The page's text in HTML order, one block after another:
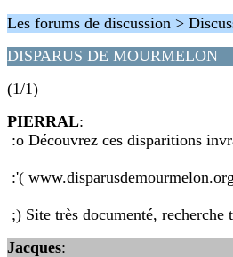
Les forums de discussion >
DISPARUS DE MOURMELON
(1/1)
PIERRAL:
:o Découvrez ces disparitions
:'( www.disparusdemourmelon.org
;) Site très documenté, recherche
Jacques: